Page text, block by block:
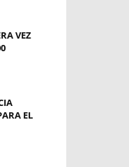
VEZ
EL